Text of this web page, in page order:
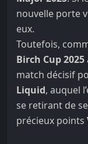
nouvelle porte
eux.
Toutefois,
Birch Cup 2025
match décisif
Liquid, auquel
se retirant de
précieux points